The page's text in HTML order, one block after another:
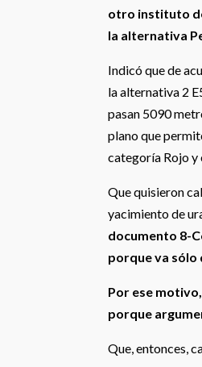
otro instituto
la alternativa
Indicó que de
la alternativa 2
pasan 5090
plano que
categoría Rojo y
Que quisieron
yacimiento de
documento 8-
porque va sólo
Por ese
porque
Que, entonces,